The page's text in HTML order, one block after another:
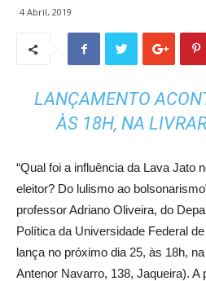
4 Abril, 2019
LANÇAMENTO
ÀS 18H, NA
“Qual foi a influência da Lava Jato
eleitor? Do lulismo ao
professor Adriano Oliveira, do
Política da Universidade Federal
lança no próximo dia 25, às 18h,
Antenor Navarro, 138, Jaqueira). A